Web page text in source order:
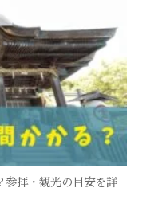
参拝・観光の目安を詳